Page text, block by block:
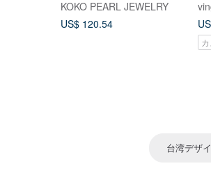
球 豆豆 珠珠 養耳耳環 耳釘
耳針
KOKO PEARL JEWELRY
US$ 120.54
イ
ー
台湾デザ